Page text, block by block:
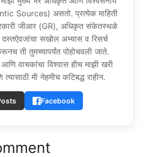
Sources) असतो. प्रत्येक माहिती
जीआर (GR), अधिकृत संकेतस्थळे
सखोल अभ्यास व रिसर्च
ती तुमच्यापर्यंत पोहोचवली जाते.
वाचकांचा विश्वास हीच माझी खरी
मी नेहमीच कटिबद्ध राहीन.
Facebook